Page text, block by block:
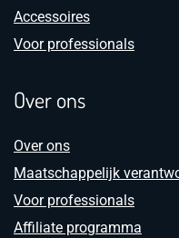
Accessoires
Voor professionals
Over ons
Over ons
Maatschappelijk
Voor professionals
Affiliate programma